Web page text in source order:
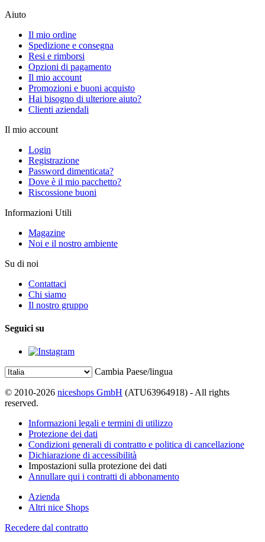
Aiuto
Il mio ordine
Spedizione e consegna
Resi e rimborsi
Opzioni di pagamento
Il mio account
Promozioni e buoni acquisto
Hai bisogno di ulteriore aiuto?
Clienti aziendali
Il mio account
Login
Registrazione
Password dimenticata?
Dove è il mio pacchetto?
Riscossione buoni
Informazioni Utili
Magazine
Noi e il nostro ambiente
Su di noi
Contattaci
Chi siamo
Il nostro gruppo
Seguici su
Cambia Paese/lingua
© 2010-2026 niceshops GmbH (ATU63964918) - All rights
reserved.
Informazioni legali e termini di utilizzo
Protezione dei dati
Condizioni generali di contratto e politica di cancellazione
Dichiarazione di accessibilità
Impostazioni sulla protezione dei dati
Annullare qui i contratti di abbonamento
Azienda
Altri nice Shops
Recedere dal contratto